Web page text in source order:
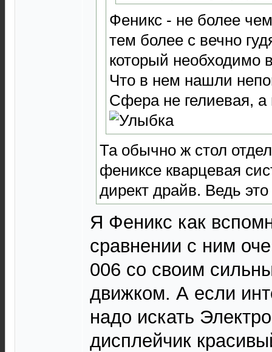
Феникс - не более
тем более с вечно
который необходимо
Что в нем нашли
Сфера не гелиевая, а
Та обычно ж стол
фениксе кварцевая
директ драйв. Ведь
Я Феникс как
сравнении с ним
006 со своим
движком. А если
надо искать
дисплейчик